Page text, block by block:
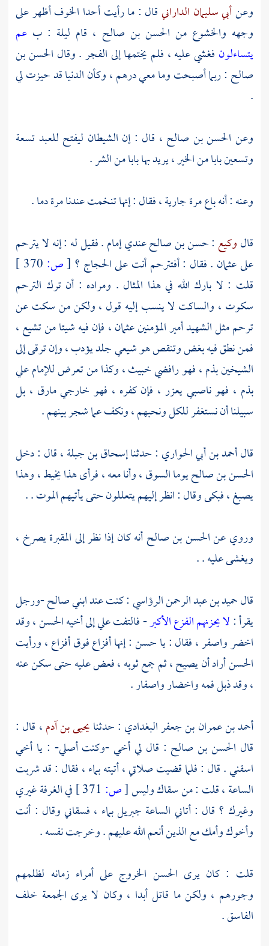
وعنأبي سليمان الدارانيقال : ما رأيت أحدا الخوف أظهر على
وجهه والخشوع من الحسن بن صالح ، قام ليلة : ب عم
يتساءلون فغشي عليه ، فلم يختمها إلى الفجر . وقال الحسن بن
صالح : ربما أصبحت وما معي درهم ، وكأن الدنيا قد حيزت لي
.
وعن الحسن بن صالح ، قال : إن الشيطان ليفتح للعبد تسعة
وتسعين بابا من الخير ، يريد بها بابا من الشر .
وعنه : أنه باع مرة جارية ، فقال : إنها تنخمت عندنا مرة دما .
قالوكيع :حسن بن صالحعندي إمام . فقيل له : إنه لا يترحم
علىعثمان . فقال : أفتترحم أنت علىالحجاج ؟ [ص:
قلت : لا بارك الله في هذا المثال . ومراده : أن ترك الترحم
سكوت ، والساكت لا ينسب إليه قول ، ولكن من سكت عن
ترحم مثل الشهيد أمير المؤمنينعثمان، فإن فيه شيئا من تشيع ،
فمن نطق فيه بغض وتنقص هو شيعي جلد يؤدب ، وإن ترقى إلى
الشيخين بذم ، فهو رافضي خبيث ، وكذا من تعرض للإمامعلي
بذم ، فهو ناصبي يعزر ، فإن كفره ، فهو خارجي مارق ، بل
سبيلنا أن نستغفر للكل ونحبهم ، ونكف عما شجر بينهم .
قالأحمد بن أبي الحواري : حدثناإسحاق بن جبلة، قال : دخل
الحسن بن صالحيوما السوق ، وأنا معه ، فرأى هذا يخيط ، وهذا
يصبغ ، فبكى وقال : انظر إليهم يتعللون حتى يأتيهم الموت . .
وروي عنالحسن بن صالحأنه كان إذا نظر إلى المقبرة يصرخ ،
ويغشى عليه . .
قالحميد بن عبد الرحمن الرؤاسي: كنت عند ابنيصالح-ورجل
يقرأ :لا يحزنهم الفزع الأكبر- فالتفتعليإلى أخيهالحسن، وقد
اخضر واصفر ، فقال : ياحسن: إنها أفزاع فوق أفزاع ، ورأيت
الحسنأراد أن يصيح ، ثم جمع ثوبه ، فعض عليه حتى سكن عنه
، وقد ذبل فمه واخضار واصفار .
أحمد بن عمران بن جعفر البغدادي : حدثنايحيى بن آدم، قال :
قال الحسن بن صالح : قال لي أخي -وكنت أصلي- : يا أخي
اسقني . قال : فلما قضيت صلاتي ، أتيته بماء ، فقال : قد شربت
الساعة ، قلت : من سقاك وليس[ص:
في الغرفة غيري
وغيرك ؟ قال : أتاني الساعة جبريلبماء ، فسقاني وقال : أنت
وأخوك وأمك مع الذين أنعم الله عليهم . وخرجت نفسه .
قلت : كان يرى الحسن الخروج على أمراء زمانه لظلمهم
وجورهم ، ولكن ما قاتل أبدا ، وكان لا يرى الجمعة خلف
الفاسق .